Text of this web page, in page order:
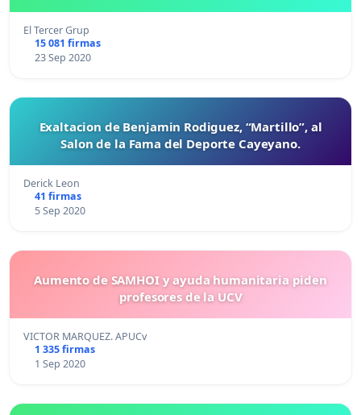
El Tercer Grup
15 081 firmas
23 Sep 2020
Exaltacion de Benjamin Rodiguez, “Martillo”, al
Salon de la Fama del Deporte Cayeyano.
Derick Leon
41 firmas
5 Sep 2020
Aumento de SAMHOI y ayuda humanitaria piden
profesores de la UCV
VICTOR MARQUEZ. APUCv
1 335 firmas
1 Sep 2020